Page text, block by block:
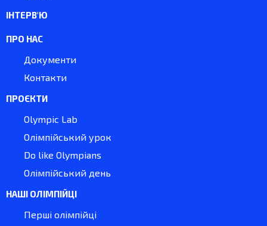
ІНТЕРВ'Ю
ПРО НАС
Документи
Контакти
ПРОЄКТИ
Olympic Lab
Олімпійський урок
Do like Olympians
Олімпійський день
НАШІ ОЛІМПІЙЦІ
Перші олімпійці